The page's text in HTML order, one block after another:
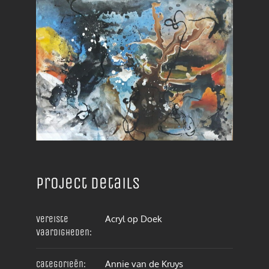
Project details
Vereiste
vaardigheden:
Acryl op Doek
Categorieën: Annie van de Kruys